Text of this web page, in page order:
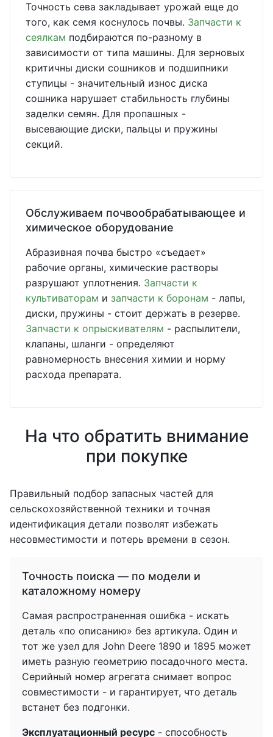
Точность сева закладывает урожай еще до
того, как семя коснулось почвы. Запчасти к
сеялкам подбираются по-разному в
зависимости от типа машины. Для зерновых
критичны диски сошников и подшипники
ступицы - значительный износ диска
сошника нарушает стабильность глубины
заделки семян. Для пропашных -
высевающие диски, пальцы и пружины
секций.
Обслуживаем почвообрабатывающее и
химическое оборудование
Абразивная почва быстро «съедает»
рабочие органы, химические растворы
разрушают уплотнения. Запчасти к
культиваторам и запчасти к боронам - лапы,
диски, пружины - стоит держать в резерве.
Запчасти к опрыскивателям - распылители,
клапаны, шланги - определяют
равномерность внесения химии и норму
расхода препарата.
На что обратить внимание
при покупке
Правильный подбор запасных частей для
сельскохозяйственной техники и точная
идентификация детали позволят избежать
несовместимости и потерь времени в сезон.
Точность поиска — по модели и
каталожному номеру
Самая распространенная ошибка - искать
деталь «по описанию» без артикула. Один и
тот же узел для John Deere 1890 и 1895 может
иметь разную геометрию посадочного места.
Серийный номер агрегата снимает вопрос
совместимости - и гарантирует, что деталь
встанет без подгонки.
Эксплуатационный ресурс - способность